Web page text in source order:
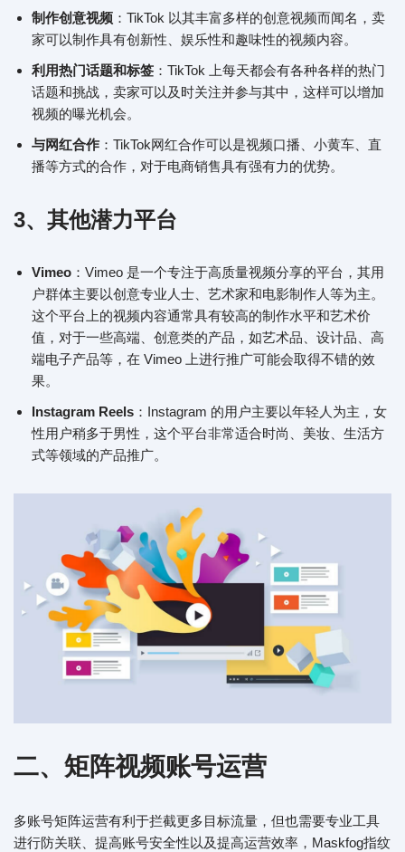
制作创意视频 ：TikTok 以其丰富多样的创意视频而闻名，卖
家可以制作具有创新性、娱乐性和趣味性的视频内容。
利用热门话题和标签 ：TikTok 上每天都会有各种各样的热门
话题和挑战，卖家可以及时关注并参与其中，这样可以增加
视频的曝光机会。
与网红合作 ：TikTok网红合作可以是视频口播、小黄车、直
播等方式的合作，对于电商销售具有强有力的优势。
3、 其他潜力平台
Vimeo ：Vimeo 是一个专注于高质量视频分享的平台，其用
户群体主要以创意专业人士、艺术家和电影制作人等为主。
这个平台上的视频内容通常具有较高的制作水平和艺术价
值，对于一些高端、创意类的产品，如艺术品、设计品、高
端电子产品等，在 Vimeo 上进行推广可能会取得不错的效
果。
Instagram Reels ：Instagram 的用户主要以年轻人为主，女
性用户稍多于男性，这个平台非常适合时尚、美妆、生活方
式等领域的产品推广。
二、矩阵视频账号运营
多账号矩阵运营有利于拦截更多目标流量，但也需要专业工具
进行防关联、提高账号安全性以及提高运营效率，Maskfog指纹